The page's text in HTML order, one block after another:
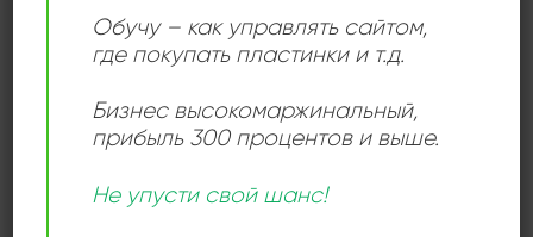
Продано Продано
Add to
Обучу – как управлять сайтом,
где покупать пластинки и т.д.
Бизнес высокомаржинальный,
прибыль 300 процентов и выше.
Не упусти свой шанс!